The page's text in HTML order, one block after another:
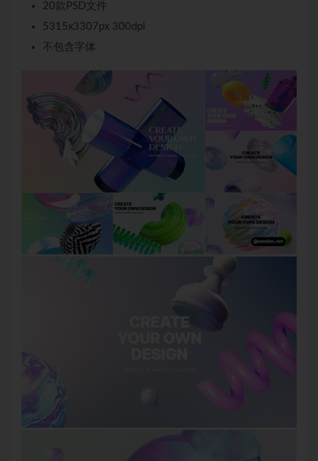
20款PSD文件
5315x3307px 300dpi
不包含字体